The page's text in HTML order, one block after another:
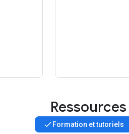
Formation et tutoriels